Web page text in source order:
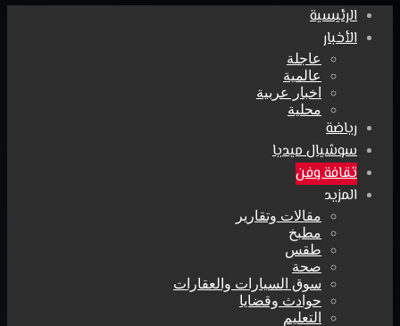
الرئيسية
الأخبار
عاجلة
عالمية
اخبار عربية
محلية
رياضة
سوشيال ميديا
ثقافة وفن
المزيد
مقالات وتقارير
مطبخ
طقس
صحة
سوق السيارات والعقارات
حوادث وقضايا
التعليم